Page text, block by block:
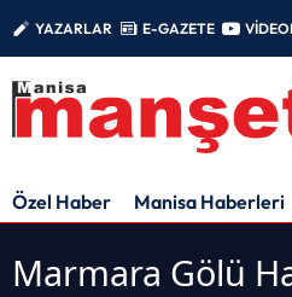
YAZARLAR E-GAZETE
Özel Haber Manisa Haberleri
Marmara Gölü